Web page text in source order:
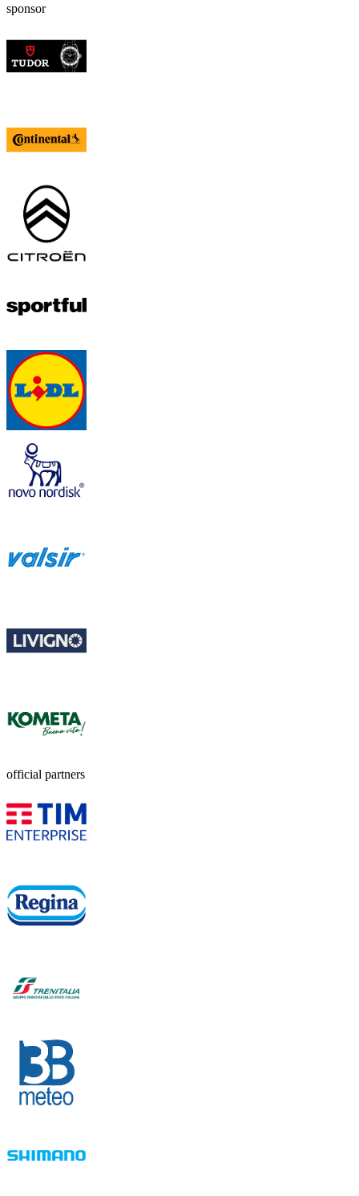
sponsor
official partners